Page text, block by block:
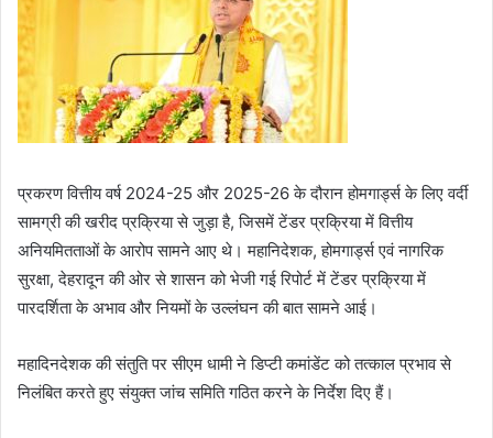
प्रकरण वित्तीय वर्ष 2024-25 और 2025-26 के दौरान होमगार्ड्स के लिए वर्दी
सामग्री की खरीद प्रक्रिया से जुड़ा है, जिसमें टेंडर प्रक्रिया में वित्तीय
अनियमितताओं के आरोप सामने आए थे। महानिदेशक, होमगार्ड्स एवं नागरिक
सुरक्षा, देहरादून की ओर से शासन को भेजी गई रिपोर्ट में टेंडर प्रक्रिया में
पारदर्शिता के अभाव और नियमों के उल्लंघन की बात सामने आई।
महादिनदेशक की संतुति पर सीएम धामी ने डिप्टी कमांडेंट को तत्काल प्रभाव से
निलंबित करते हुए संयुक्त जांच समिति गठित करने के निर्देश दिए हैं।